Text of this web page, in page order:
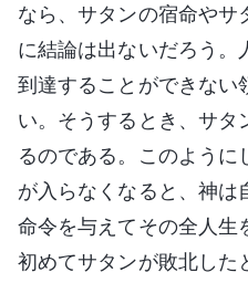
なら、サタンの宿命やサ
に結論は出ないだろう。
到達することができない
い。そうするとき、サタ
るのである。このように
が入らなくなると、神は
命令を与えてその全人生
初めてサタンが敗北した